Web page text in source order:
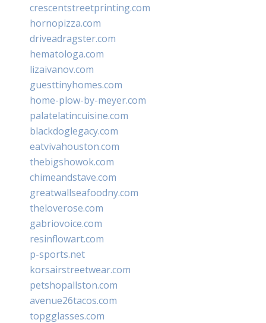
crescentstreetprinting.com
hornopizza.com
driveadragster.com
hematologa.com
lizaivanov.com
guesttinyhomes.com
home-plow-by-meyer.com
palatelatincuisine.com
blackdoglegacy.com
eatvivahouston.com
thebigshowok.com
chimeandstave.com
greatwallseafoodny.com
theloverose.com
gabriovoice.com
resinflowart.com
p-sports.net
korsairstreetwear.com
petshopallston.com
avenue26tacos.com
topgglasses.com